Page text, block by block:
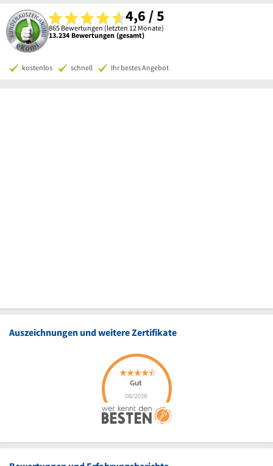
4,6 / 5
865 Bewertungen (letzten 12 Monate)
13.234 Bewertungen (gesamt)
kostenlos schnell Ihr bestes Angebot
Auszeichnungen und weitere Zertifikate